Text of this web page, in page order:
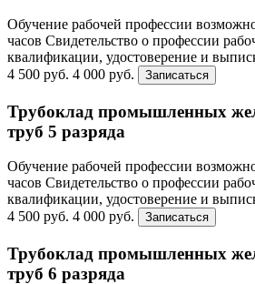
Обучение рабочей профессии
часов Свидетельство о профессии
квалификации, удостоверение и
4 500 руб. 4 000 руб. Записаться
Трубоклад промышленных
труб 5 разряда
Обучение рабочей профессии
часов Свидетельство о профессии
квалификации, удостоверение и
4 500 руб. 4 000 руб. Записаться
Трубоклад промышленных
труб 6 разряда